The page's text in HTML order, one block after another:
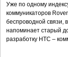
Уже по одному
коммуникаторов
беспроводной связи,
напоминает старый
разработку HTC –